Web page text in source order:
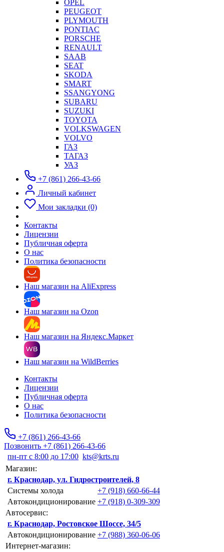
OPEL
PEUGEOT
PLYMOUTH
PONTIAC
PORSCHE
RENAULT
SAAB
SEAT
SKODA
SMART
SSANGYONG
SUBARU
SUZUKI
TOYOTA
VOLKSWAGEN
VOLVO
ГАЗ
ТАГАЗ
УАЗ
+7 (861) 266-43-66
Личный кабинет
Мои закладки (0)
Контакты
Лицензии
Публичная оферта
О нас
Политика безопасности
Наш магазин на AliExpress
Наш магазин на Ozon
Наш магазин на Яндекс.Маркет
Наш магазин на WildBerries
Контакты
Лицензии
Публичная оферта
О нас
Политика безопасности
+7 (861) 266-43-66
Позвонить +7 (861) 266-43-66
пн-пт с 8:00 до 17:00 kts@krts.ru
Магазин:
г. Краснодар, ул. Гидростроителей, 8
Системы холода
+7 (918) 660-66-44
Автокондиционирование +7 (918) 0-309-309
Автосервис:
г. Краснодар, Ростовское Шоссе, 34/5
Автокондиционирование +7 (988) 360-06-06
Интернет-магазин: